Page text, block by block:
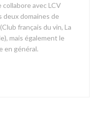
collabore avec LCV
deux domaines de
français du vin, La
mais également le
en général.